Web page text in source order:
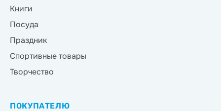
Книги
Посуда
Праздник
Спортивные товары
Творчество
ПОКУПАТЕЛЮ